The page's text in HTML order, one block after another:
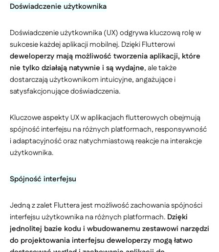
Doświadczenie użytkownika
Doświadczenie użytkownika (UX) odgrywa kluczową rolę w
sukcesie każdej aplikacji mobilnej. Dzięki Flutterowi
deweloperzy mają możliwość tworzenia aplikacji, które
nie tylko działają natywnie i są wydajne, ale także
dostarczają użytkownikom intuicyjne, angażujące i
satysfakcjonujące doświadczenia.
Kluczowe aspekty UX w aplikacjach flutterowych obejmują
spójność interfejsu na różnych platformach, responsywność
i adaptacyjność oraz natychmiastową reakcje na interakcje
użytkownika.
Spójność interfejsu
Jedną z zalet Fluttera jest możliwość zachowania spójności
interfejsu użytkownika na różnych platformach. Dzięki
jednolitej bazie kodu i wbudowanemu zestawowi narzędzi
do projektowania interfejsu deweloperzy mogą łatwo